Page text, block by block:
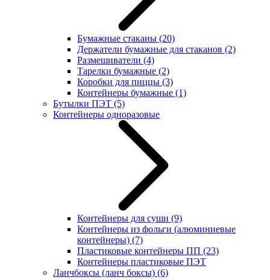
Бумажные стаканы (20)
Держатели бумажные для стаканов (2)
Размешиватели (4)
Тарелки бумажные (2)
Коробки для пиццы (3)
Контейнеры бумажные (1)
Бутылки ПЭТ (5)
Контейнеры одноразовые
Контейнеры для суши (9)
Контейнеры из фольги (алюминиевые
контейнеры) (7)
Пластиковые контейнеры ПП (23)
Контейнеры пластиковые ПЭТ
Ланчбоксы (ланч боксы) (6)